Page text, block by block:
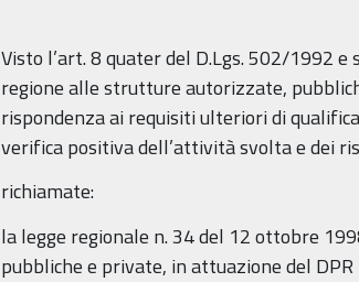
Visto l’art. 8 quater del D.Lgs. 502/1992
regione alle strutture autorizzate,
rispondenza ai requisiti ulteriori di
verifica positiva dell’attività svolta e dei
richiamate:
la legge regionale n. 34 del 12 ottobre
pubbliche e private, in attuazione del